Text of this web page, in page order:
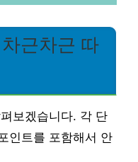
근차근 따
보겠습니다. 각 단
인트를 포함해서 안